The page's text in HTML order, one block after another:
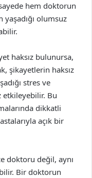
hem doktorun
yaşadığı olumsuz
haksız bulunursa,
şikayetlerin haksız
stres ve
etkileyebilir. Bu
dikkatli
açık bir
doktoru değil, aynı
Bir doktorun